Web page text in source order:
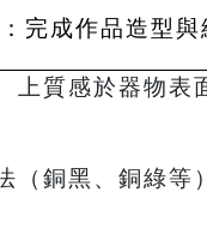
完成作品造型與
上質感於器物表
（銅黑、銅綠等